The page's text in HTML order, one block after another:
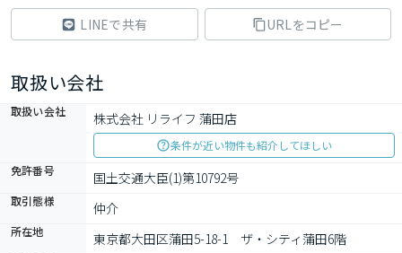
LINEで共有
URLをコピー
取扱い会社
取扱い会社 株式会社 リライフ 蒲田店
条件が近い物件も紹介してほしい
免許番号
国土交通大臣(1)第10792号
取引態様 仲介
所在地 東京都大田区蒲田5-18-1　ザ・シティ蒲田6階